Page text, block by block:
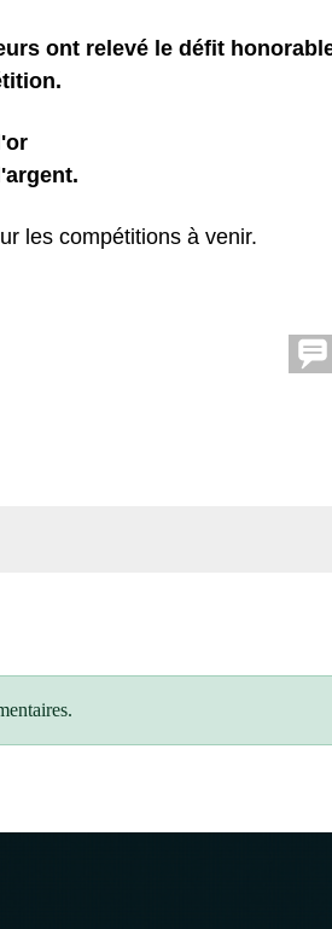
ont relevé le défit
les compétitions à venir.